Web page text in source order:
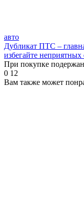
авто
Дубликат ПТС –
избегайте
При покупке
0 12
Вам также может